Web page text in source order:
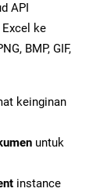
API
ke
BMP, GIF,
keinginan
untuk
instance